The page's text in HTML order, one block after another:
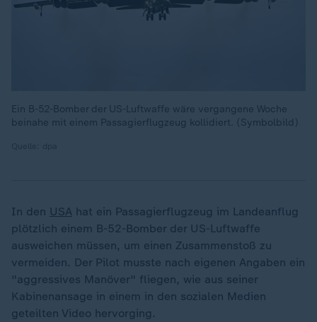
Ein B-52-Bomber der US-Luftwaffe wäre vergangene Woche
beinahe mit einem Passagierflugzeug kollidiert. (Symbolbild)
In den USA hat ein Passagierflugzeug im Landeanflug
plötzlich einem B-52-Bomber der US-Luftwaffe
ausweichen müssen, um einen Zusammenstoß zu
vermeiden. Der Pilot musste nach eigenen Angaben ein
"aggressives Manöver" fliegen, wie aus seiner
Kabinenansage in einem in den sozialen Medien
geteilten Video hervorging.